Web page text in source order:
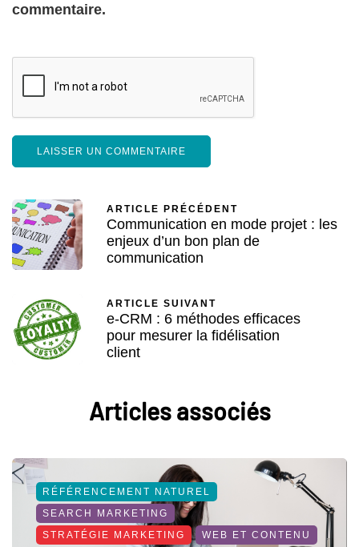
commentaire.
ARTICLE PRÉCÉDENT
Communication en mode projet : les
enjeux d’un bon plan de
communication
ARTICLE SUIVANT
e-CRM : 6 méthodes efficaces
pour mesurer la fidélisation
client
Articles associés
RÉFÉRENCEMENT NATUREL
SEARCH MARKETING
STRATÉGIE MARKETING
WEB ET CONTENU